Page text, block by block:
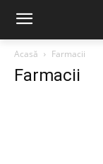
Acasă Farmacii
Farmacii